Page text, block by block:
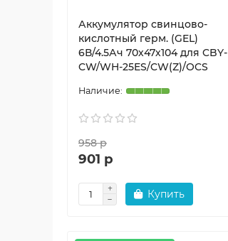
Аккумулятор свинцово-
кислотный герм. (GEL)
6В/4.5Ач 70х47х104 для CBY-
CW/WH-25ES/CW(Z)/OCS
958 р
901 р
Купить